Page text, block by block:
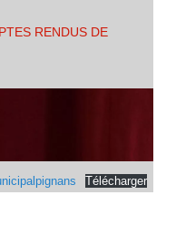
RENDUS DE
Télécharger